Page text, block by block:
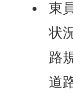
東
状
路
道